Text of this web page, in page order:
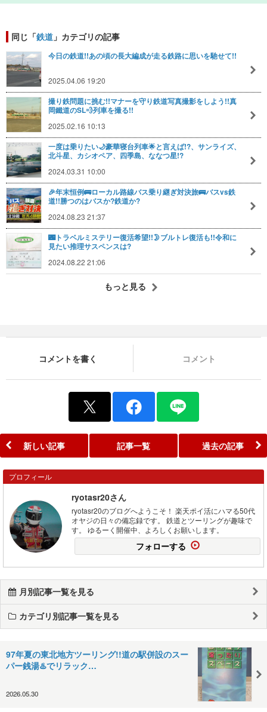
同じ「鉄道 」カテゴリの記事
今日の鉄道!!あの頃の長大編成が走る鉄路に思いを馳せて!!
2025.04.06 19:20
撮り鉄問題に挑む!!マナーを守り鉄道写真撮影をしよう!!真
岡鐵道のSL💨列車を撮る!!
2025.02.16 10:13
一度は乗りたい🌙豪華寝台列車🌟と言えば!?、サンライズ、
北斗星、カシオペア、四季島、ななつ星!?
2024.03.31 10:00
🎉年末恒例🚌ローカル路線バス乗り継ぎ対決旅🚌バスvs鉄
道!!勝つのはバスか?鉄道か?
2024.08.23 21:37
🌃トラベルミステリー復活希望!!🌛ブルトレ復活も!!令和に
見たい推理サスペンスは?
2024.08.22 21:06
もっと見る
コメントを書く コメント
新しい記事 記事一覧 過去の記事
プロフィール
ryotasr20さん
ryotasr20のブログへようこそ！ 楽天ポイ活にハマる50代
オヤジの日々の備忘録です。 鉄道とツーリングが趣味で
す。 ゆるーく開催中、よろしくお願いします。
フォローする
月別記事一覧を見る
カテゴリ別記事一覧を見る
97年夏の東北地方ツーリング!!道の駅併設のスー
パー銭湯♨️でリラック…
2026.05.30